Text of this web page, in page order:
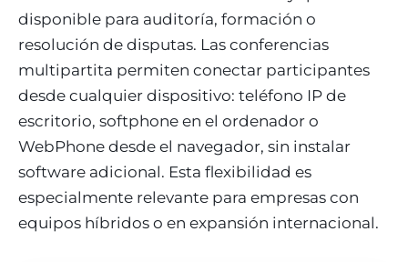
disponible para auditoría, formación o
resolución de disputas. Las conferencias
multipartita permiten conectar participantes
desde cualquier dispositivo: teléfono IP de
escritorio, softphone en el ordenador o
WebPhone desde el navegador, sin instalar
software adicional. Esta flexibilidad es
especialmente relevante para empresas con
equipos híbridos o en expansión internacional.